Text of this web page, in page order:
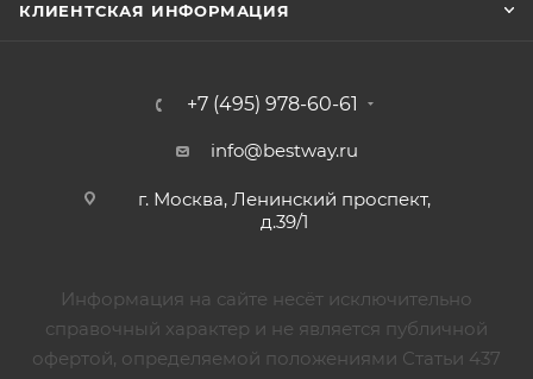
КЛИЕНТСКАЯ ИНФОРМАЦИЯ
+7 (495) 978-60-61
info@bestway.ru
г. Москва, Ленинский проспект,
д.39/1
Информация на сайте несёт исключительно
справочный характер и не является публичной
офертой, определяемой положениями Статьи 437